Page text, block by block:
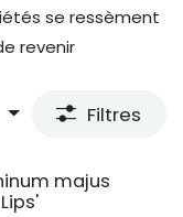
se ressèment
revenir
Filtres
majus